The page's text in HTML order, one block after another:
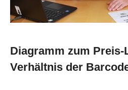
Diagramm zum Preis-
Verhältnis der